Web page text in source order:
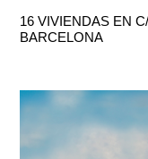
16 VIVIENDAS EN
BARCELONA